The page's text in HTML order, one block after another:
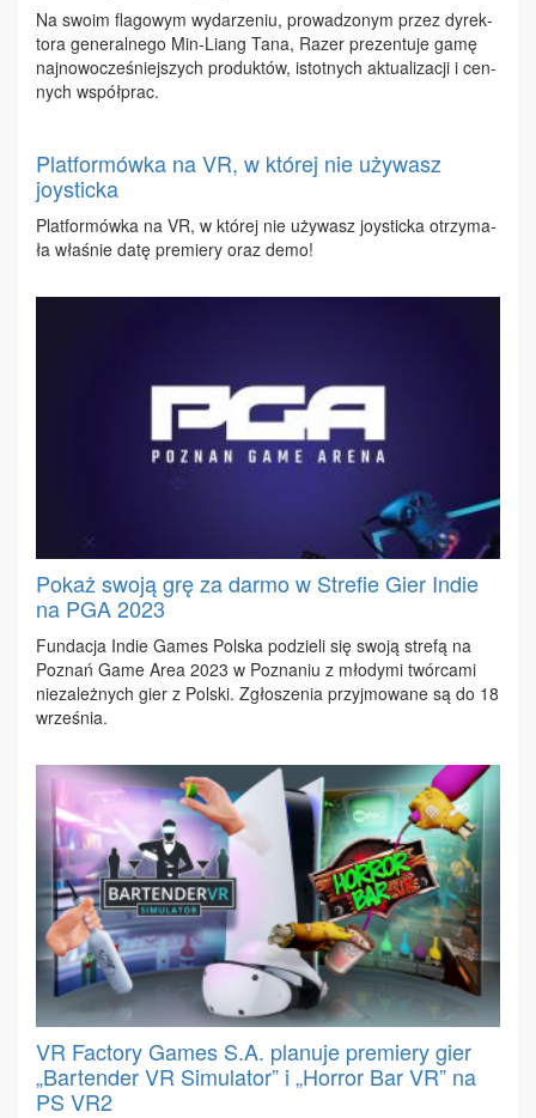
Na swo­im fla­go­wym wy­da­rze­niu, pro­wa­dzo­nym przez dy­rek­
to­ra ge­ne­ral­ne­go Min-Liang Ta­na, Ra­zer pre­zen­tu­je ga­mę
naj­no­wo­cze­śniej­szych pro­duk­tów, istot­nych ak­tu­ali­za­cji i cen­
nych współ­prac.
Platformówka na VR, w której nie używasz
joysticka
Plat­for­mów­ka na VR, w któ­rej nie uży­wasz joy­stic­ka otrzy­ma­
ła wła­śnie da­tę pre­mie­ry oraz de­mo!
Pokaż swoją grę za darmo w Strefie Gier Indie
na PGA 2023
Fun­da­cja In­die Ga­mes Pol­ska po­dzie­li się swo­ją stre­fą na
Po­znań Ga­me Area 2023 w Po­zna­niu z mło­dy­mi twór­ca­mi
nie­za­leż­nych gier z Pol­ski. Zgło­sze­nia przyj­mo­wa­ne są do 18
wrze­śnia.
VR Factory Games S.A. planuje premiery gier
„Bartender VR Simulator” i „Horror Bar VR” na
PS VR2